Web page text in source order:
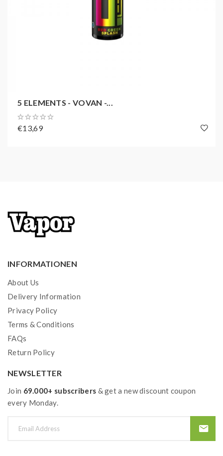
5 ELEMENTS - VOVAN -...
€13,69
INFORMATIONEN
About Us
Delivery Information
Privacy Policy
Terms & Conditions
FAQs
Return Policy
NEWSLETTER
Join 69.000+ subscribers & get a new discount coupon
every Monday.